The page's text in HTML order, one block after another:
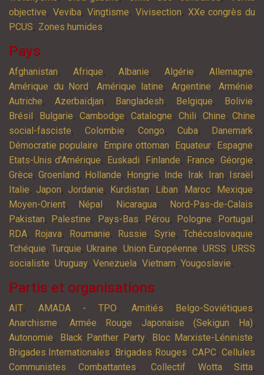
objective, Veviba,Vingtisme,Vivisection, XXe congrès du
PCUS, Zones humides,
Pays
Afghanistan, Afrique, Albanie, Algérie, Allemagne,
Amérique du Nord , Amérique latine, Argentine, Arménie,
Autriche, Azerbaïdjan, Bangladesh, Belgique, Bolivie,
Brésil , Bulgarie, Cambodge, Catalogne, Chili, Chine, Chine
social-fasciste, Colombie, Congo,Cuba, Danemark,
Démocratie populaire, Empire ottoman, Equateur, Espagne,
Etats-Unis d'Amérique, Euskadi, Finlande, France,Géorgie,
Grèce, Groenland , Hollande, Hongrie, Inde, Irak, Iran, Israël ,
Italie, Japon, Jordanie, Kurdistan, Liban, Maroc, Mexique,
Moyen-Orient, Népal , Nicaragua, Nord-Pas-de-Calais,
Pakistan, Palestine, Pays-Bas, Pérou, Pologne, Portugal ,
RDA, Rojava, Roumanie, Russie, Syrie, Tchécoslovaquie,
Tchéquie,Turquie,Ukraine, Union Européenne, URSS,URSS
socialiste, Uruguay, Venezuela, Vietnam, Yougoslavie,
Partis et organisations
AIT, AMADA - TPO,Amitiés Belgo-Soviétiques,
Anarchisme, Armée Rouge Japonaise (Sekigun Ha),
Autonomie, Black Panther Party, Bloc Marxiste-Léniniste,
Brigades Internationales, Brigades Rouges, CAPC,Cellules
Communistes Combattantes, Collectif Wotta Sitta,